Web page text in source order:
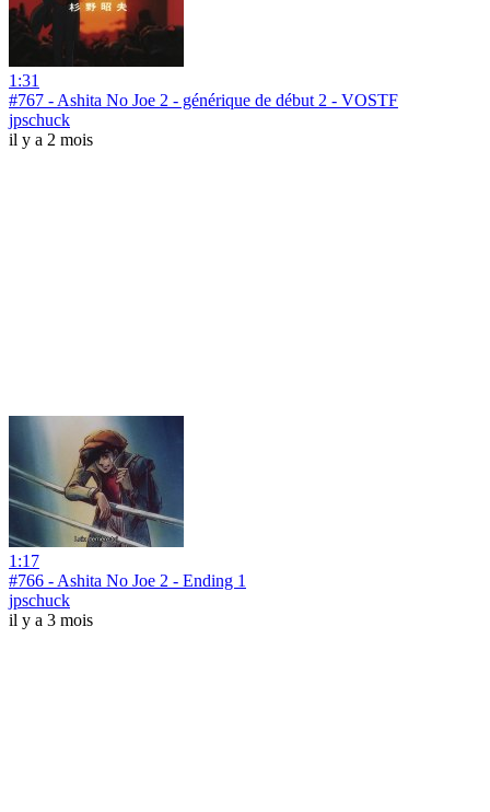
1:31
#767 - Ashita No Joe 2 - générique de début 2 - VOSTF
jpschuck
il y a 2 mois
1:17
#766 - Ashita No Joe 2 - Ending 1
jpschuck
il y a 3 mois